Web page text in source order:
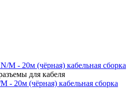
для кабеля
- 20м (чёрная) кабельная сборка